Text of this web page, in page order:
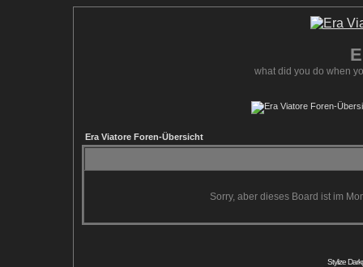
what did you do when
Era Viatore Foren-Übersicht
Sorry, aber dieses Board ist im
Stylize